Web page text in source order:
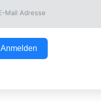
Anmelden